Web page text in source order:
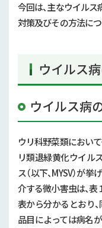
今回は、主なウイル
対策及びその方法に
ウイルス
ウイルス病
ウリ科野菜類におい
リ類退緑黄化ウイルス
ス（以下、MYSV）が挙
介する微小害虫は、表
表から分かるとおり
品目によっては病名